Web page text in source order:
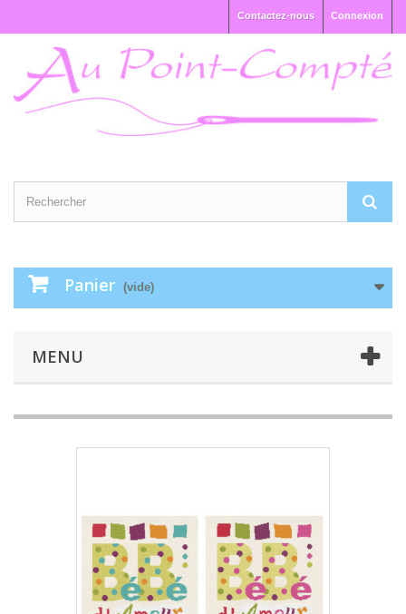
Connexion
Contactez-nous
Panier (vide)
MENU